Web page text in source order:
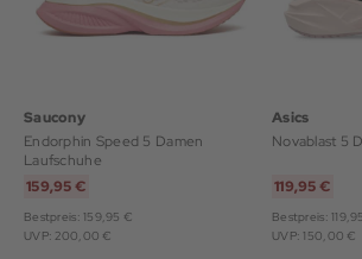
Saucony
Endorphin Speed 5 Damen
Laufschuhe
159,95 €
Bestpreis: 159,95 €
UVP: 200,00 €
Asics
Novablast 5
119,95 €
Bestpreis:
UVP: 150,00 €